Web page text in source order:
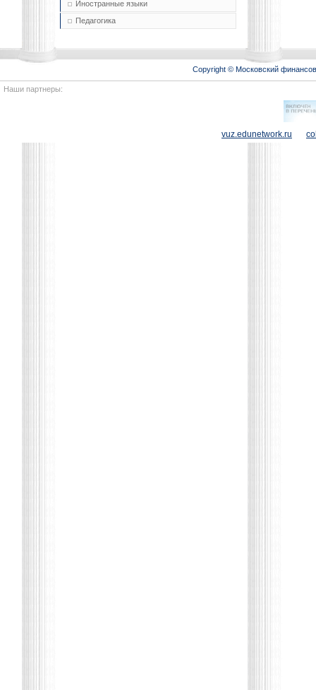
Иностранные языки
Педагогика
Copyright © Московский
Наши партнеры:
vuz.edunetwork.ru